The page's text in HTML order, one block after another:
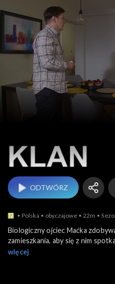
ODTWÓRZ
Polska obyczajowe 22m
Biologiczny ojciec Maćka
zamieszkania, aby się z nim
rozpoznaje go. Tadeusz z Anną
więcej